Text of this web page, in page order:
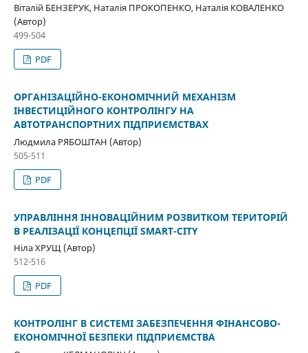
Віталій БЕНЗЕРУК, Наталія ПРОКОПЕНКО, Наталія КОВАЛЕНКО
(Автор)
499-504
PDF
ОРГАНІЗАЦІЙНО-ЕКОНОМІЧНИЙ МЕХАНІЗМ
ІНВЕСТИЦІЙНОГО КОНТРОЛІНГУ НА
АВТОТРАНСПОРТНИХ ПІДПРИЄМСТВАХ
Людмила РЯБОШТАН (Автор)
505-511
PDF
УПРАВЛІННЯ ІННОВАЦІЙНИМ РОЗВИТКОМ ТЕРИТОРІЙ
В РЕАЛІЗАЦІЇ КОНЦЕПЦІЇ SMART-CITY
Ніла ХРУЩ (Автор)
512-516
PDF
КОНТРОЛІНГ В СИСТЕМІ ЗАБЕЗПЕЧЕННЯ ФІНАНСОВО-
ЕКОНОМІЧНОЇ БЕЗПЕКИ ПІДПРИЄМСТВА